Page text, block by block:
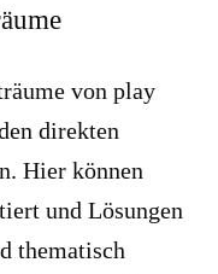
von play
direkten
Hier können
und Lösungen
thematisch